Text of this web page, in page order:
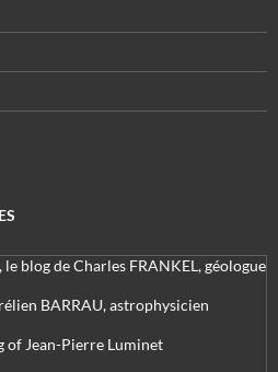
blog de Charles FRANKEL, géologue
BARRAU, astrophysicien
of Jean-Pierre Luminet